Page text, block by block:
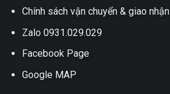
Chính sách vận chuyển & giao nhận
Zalo 0931.029.029
Facebook Page
Google MAP